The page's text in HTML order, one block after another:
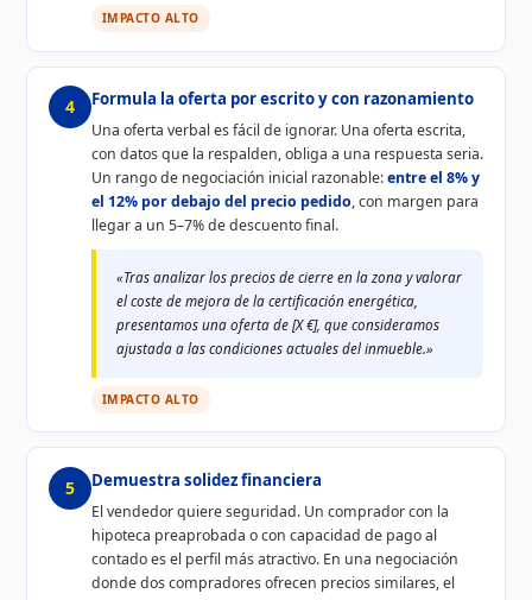
IMPACTO ALTO
4 Formula la oferta por escrito y con razonamiento
Una oferta verbal es fácil de ignorar. Una oferta escrita,
con datos que la respalden, obliga a una respuesta seria.
Un rango de negociación inicial razonable:entre el 8% y
el 12% por debajo del precio pedido, con margen para
llegar a un 5–7% de descuento final.
«Tras analizar los precios de cierre en la zona y valorar
el coste de mejora de la certificación energética,
presentamos una oferta de [X €], que consideramos
ajustada a las condiciones actuales del inmueble.»
IMPACTO ALTO
5 Demuestra solidez financiera
El vendedor quiere seguridad. Un comprador con la
hipoteca preaprobada o con capacidad de pago al
contado es el perfil más atractivo. En una negociación
donde dos compradores ofrecen precios similares, el